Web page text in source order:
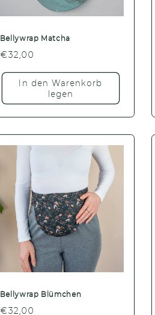
Bellywrap Matcha
Normaler
Preis
€32,00
In den Warenkorb
legen
Bellywrap Blümchen
Normaler
€32,00